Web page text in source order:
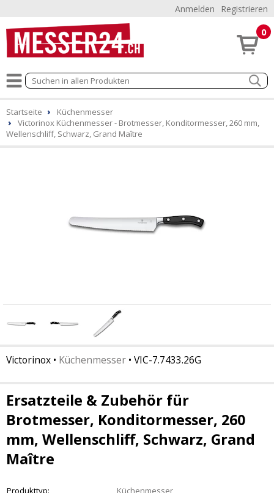
Anmelden Registrieren
0
Startseite
Küchenmesser
Victorinox Küchenmesser - Brotmesser, Konditormesser, 260 mm,
Wellenschliff, Schwarz, Grand Maître
Victorinox • Küchenmesser • VIC-7.7433.26G
Ersatzteile & Zubehör für
Brotmesser, Konditormesser, 260
mm, Wellenschliff, Schwarz, Grand
Maître
Produkttyp:
Küchenmesser